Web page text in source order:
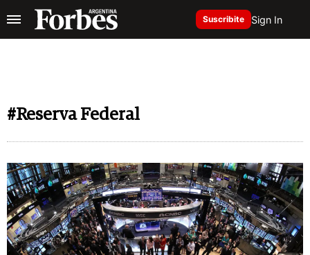
Suscribite Sign In
#Reserva Federal